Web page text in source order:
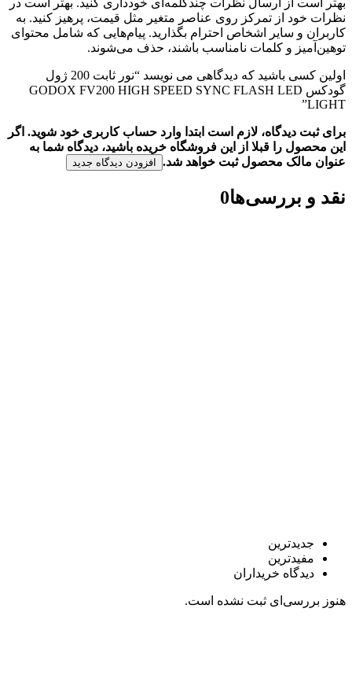
نظرات خود از تمرکز روی عناصر متغیر مثل قیمت، پرهیز کنید. به
کاربران و سایر اشخاص احترام بگذارید. پیام‌هایی که شامل محتوای
توهین‌آمیز و کلمات نامناسب باشند، حذف می‌شوند.
اولین کسی باشید که دیدگاهی می نویسد “نور ثابت 200 ژول
گودکس GODOX FV200 HIGH SPEED SYNC FLASH LED
LIGHT”
برای ثبت دیدگاه، لازم است ابتدا وارد حساب کاربری خود شوید. اگر
این محصول را قبلا از این فروشگاه خریده باشید، دیدگاه شما به
عنوان مالک محصول ثبت خواهد شد.
افزودن دیدگاه جدید
نقد و بررسی‌ها0
جدیدترین
مفیدترین
دیدگاه خریداران
هنوز بررسی‌ای ثبت نشده است.